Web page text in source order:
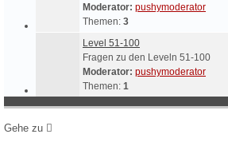
Moderator: pushymoderator
Themen: 3
Level 51-100
Fragen zu den Leveln 51-100
Moderator: pushymoderator
Themen: 1
Gehe zu